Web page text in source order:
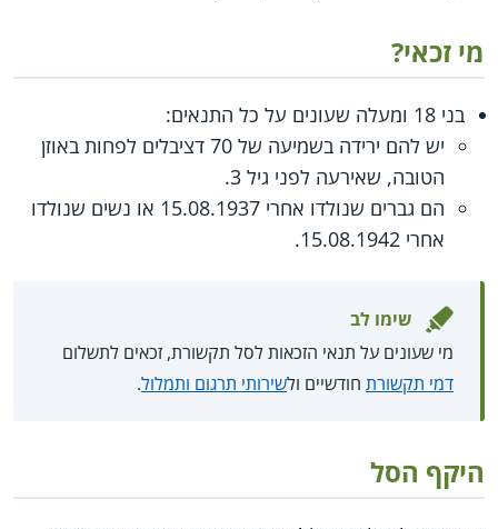
מי זכאי?
בני 18 ומעלה שעונים על כל התנאים:
יש להם ירידה בשמיעה של 70 דציבלים לפחות באוזן
הטובה, שאירעה לפני גיל 3.
הם גברים שנולדו אחרי 15.08.1937 או נשים שנולדו
אחרי 15.08.1942.
שימו לב
מי שעונים על תנאי הזכאות לסל תקשורת, זכאים לתשלום
דמי תקשורת חודשיים ולשירותי תרגום ותמלול.
היקף הסל